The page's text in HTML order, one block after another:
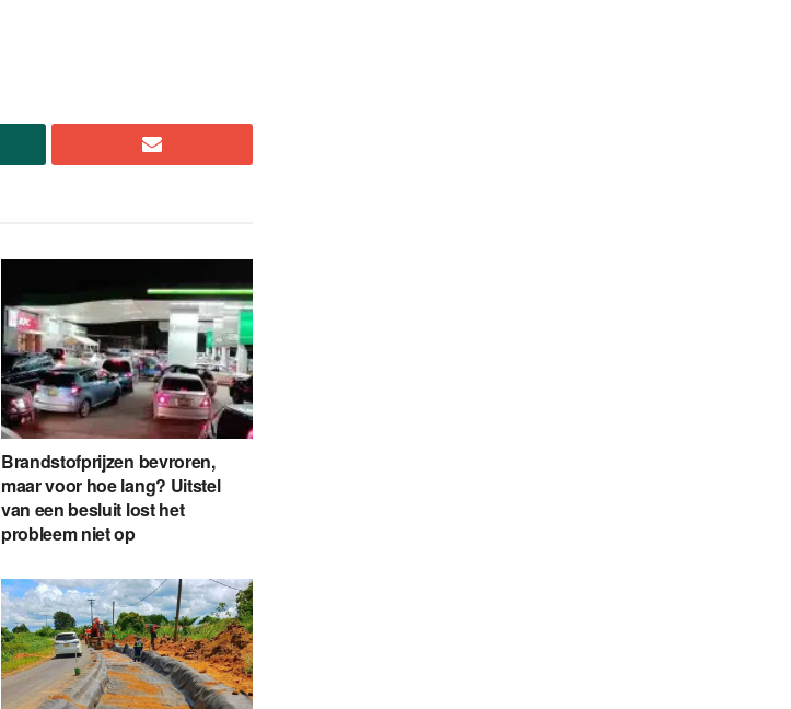
Brandstofprijzen bevroren,
maar voor hoe lang? Uitstel
van een besluit lost het
probleem niet op